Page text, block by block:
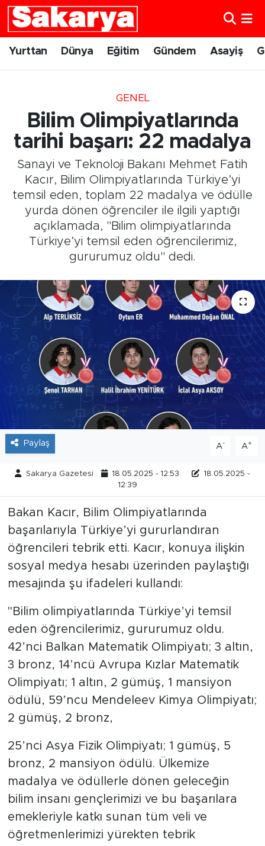
Yurttan Dünya Eğitim Gündem Asayiş
GENEL
Bilim Olimpiyatlarında
tarihi başarı: 22 madalya
Sanayi ve Teknoloji Bakanı Mehmet Fatih
Kacır, Bilim Olimpiyatlarında Türkiye’yi
temsil eden, toplam 22 madalya ve ödülle
yurda dönen öğrenciler ile ilgili yaptığı
açıklamada, "Bilim olimpiyatlarında
Türkiye’yi temsil eden öğrencilerimiz,
gururumuz oldu" dedi.
Paylaş A- A+
Sakarya Gazetesi 18.05.2025 - 12:53
18.05.2025 -
12:39
Bakan Kacır, Bilim Olimpiyatlarında
başarılarıyla Türkiye’yi gururlandıran
öğrencileri tebrik etti. Kacır, konuya ilişkin
sosyal medya hesabı üzerinden paylaştığı
mesajında şu ifadeleri kullandı:
"Bilim olimpiyatlarında Türkiye’yi temsil
eden öğrencilerimiz, gururumuz oldu.
42’nci Balkan Matematik Olimpiyatı; 3 altın,
3 bronz, 14’ncü Avrupa Kızlar Matematik
Olimpiyatı; 1 altın, 2 gümüş, 1 mansiyon
ödülü, 59’ncu Mendeleev Kimya Olimpiyatı;
2 gümüş, 2 bronz,
25’nci Asya Fizik Olimpiyatı; 1 gümüş, 5
bronz, 2 mansiyon ödülü. Ülkemize
madalya ve ödüllerle dönen geleceğin
bilim insanı gençlerimizi ve bu başarılara
emekleriyle katkı sunan tüm veli ve
öğretmenlerimizi yürekten tebrik
Yurttan
Gündem
Eskişehirspor
Spor
Sağlık
Kültür Sanat
Tarihçe
Resmi İlanlar
Söyleşi
Foto Şaka
Teknoloji
Politika
Eskişehir Nöbetçi Eczaneler
Eskişehir Trafik Yoğunluk Haritası
Süper Lig Puan Durumu ve Fikstür
Tüm Manşetler
Son Dakika Haberleri
Haber Arşivi